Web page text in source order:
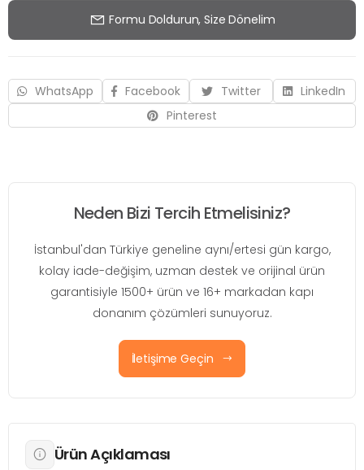
Formu Doldurun, Size Dönelim
WhatsApp Facebook Twitter
LinkedIn
Pinterest
Neden Bizi Tercih Etmelisiniz?
İstanbul'dan Türkiye geneline aynı/ertesi gün kargo,
kolay iade-değişim, uzman destek ve orijinal ürün
garantisiyle 1500+ ürün ve 16+ markadan kapı
donanım çözümleri sunuyoruz.
İletişime Geçin
Ürün Açıklaması